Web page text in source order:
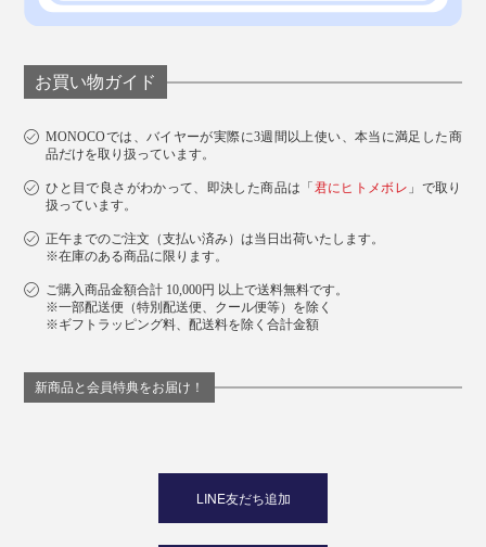
お買い物ガイド
MONOCOでは、バイヤーが実際に3週間以上使い、本当に満足した商
品だけを取り扱っています。
ひと目で良さがわかって、即決した商品は「君にヒトメボレ 」で取り
扱っています。
正午までのご注文（支払い済み）は当日出荷いたします。
※在庫のある商品に限ります。
ご購入商品金額合計 10,000円 以上で送料無料です。
※一部配送便（特別配送便、クール便等）を除く
※ギフトラッピング料、配送料を除く合計金額
新商品と会員特典をお届け！
LINE友だち追加